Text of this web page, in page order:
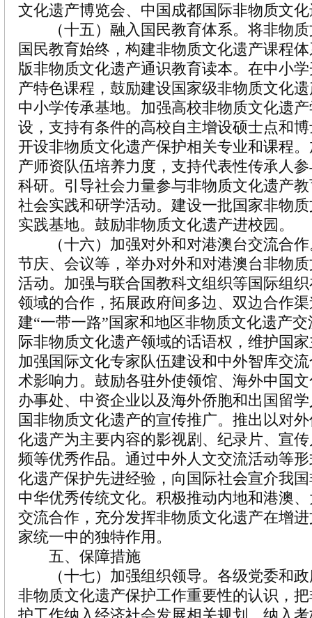
文化遗产博览会、中国成都国际非物质文
（十五）融入国民教育体系。将非物质
国民教育始终，构建非物质文化遗产课程
版非物质文化遗产通识教育读本。在中小
产特色课程，鼓励建设国家级非物质文化
中小学传承基地。加强高校非物质文化遗
设，支持有条件的高校自主增设硕士点和
开设非物质文化遗产保护相关专业和课程
产师资队伍培养力度，支持代表性传承人
科研。引导社会力量参与非物质文化遗产
社会实践和研学活动。建设一批国家非物
实践基地。鼓励非物质文化遗产进校园。
（十六）加强对外和对港澳台交流合作
节庆、会议等，举办对外和对港澳台非物
活动。加强与联合国教科文组织等国际组
领域的合作，拓展政府间多边、双边合作
建“一带一路”国家和地区非物质文化遗产
际非物质文化遗产领域的话语权，维护国
加强国际文化专家队伍建设和中外智库交
术影响力。鼓励各驻外使领馆、海外中国
办事处、中资企业以及海外侨胞和出国留
国非物质文化遗产的宣传推广。推出以对
化遗产为主要内容的影视剧、纪录片、宣
频等优秀作品。通过中外人文交流活动等
化遗产保护先进经验，向国际社会宣介我
中华优秀传统文化。积极推动内地和港澳
交流合作，充分发挥非物质文化遗产在增
家统一中的独特作用。
五、保障措施
（十七）加强组织领导。各级党委和政
非物质文化遗产保护工作重要性的认识，